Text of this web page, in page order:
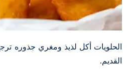
الحلويات أكل لذيذ ومغري جذوره
القديم.